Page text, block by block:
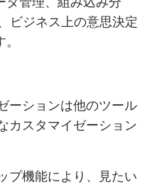
ビジネス上の意思決定
ーションは他のツール
カスタマイゼーション
プ機能により、見たい